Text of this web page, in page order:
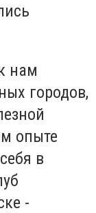
нам
городов,
опыте
в
-